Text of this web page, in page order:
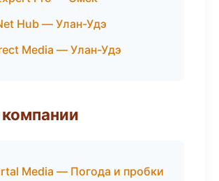
Hub — Улан-Удэ
Media — Улан-Удэ
Media — Погода и пробки